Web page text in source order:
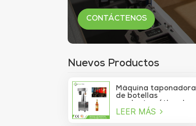
CONTÁCTENOS
Nuevos Productos
Máquina taponadora
de botellas
750 ml para botellas
LEER MÁS